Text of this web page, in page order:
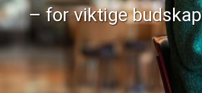
– for viktige budskap